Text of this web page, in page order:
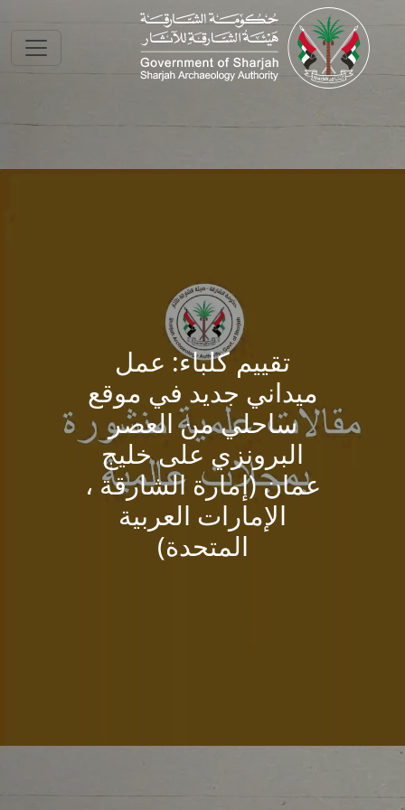
Skip to main
تقييم كلباء: عمل
ميداني جديد في موقع
ساحلي من العصر
البرونزي على خليج
عمان (إمارة الشارقة ،
الإمارات العربية
المتحدة)